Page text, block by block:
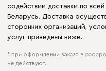
содействии доставки по
Беларусь. Доставка
сторонних организаций,
услуг приведены ниже.
* при оформлении заказа в
не действуют.